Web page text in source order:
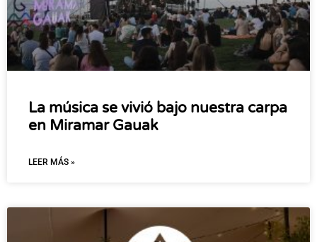
La música se vivió bajo nuestra carpa
en Miramar Gauak
LEER MÁS »